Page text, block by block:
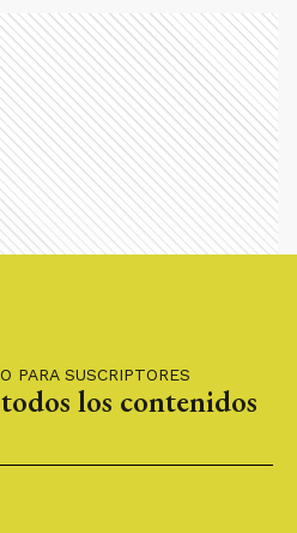
PARA SUSCRIPTORES
los contenidos